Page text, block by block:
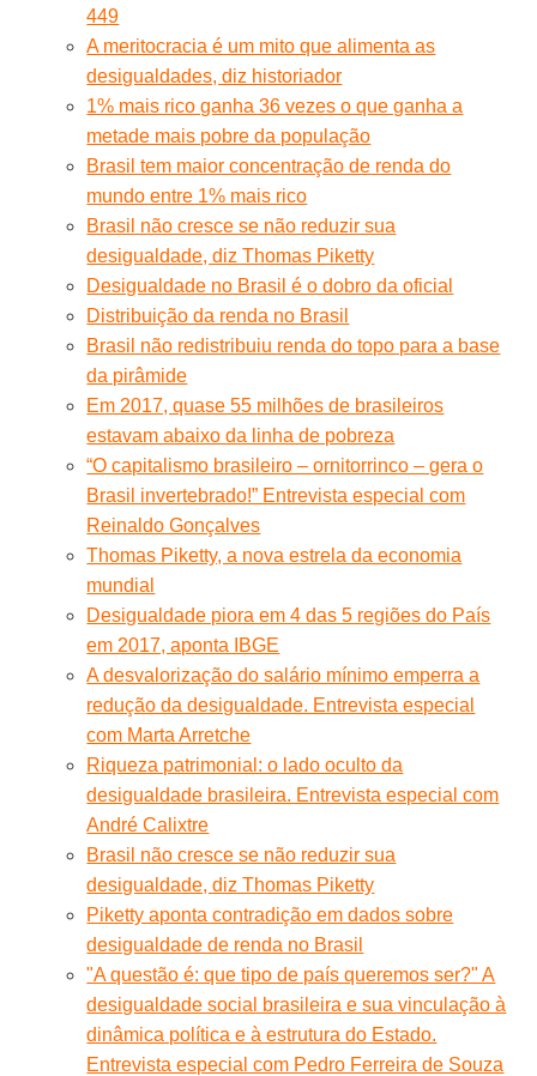
449
A meritocracia é um mito que alimenta as
desigualdades, diz historiador
1% mais rico ganha 36 vezes o que ganha a
metade mais pobre da população
Brasil tem maior concentração de renda do
mundo entre 1% mais rico
Brasil não cresce se não reduzir sua
desigualdade, diz Thomas Piketty
Desigualdade no Brasil é o dobro da oficial
Distribuição da renda no Brasil
Brasil não redistribuiu renda do topo para a base
da pirâmide
Em 2017, quase 55 milhões de brasileiros
estavam abaixo da linha de pobreza
“O capitalismo brasileiro – ornitorrinco – gera o
Brasil invertebrado!” Entrevista especial com
Reinaldo Gonçalves
Thomas Piketty, a nova estrela da economia
mundial
Desigualdade piora em 4 das 5 regiões do País
em 2017, aponta IBGE
A desvalorização do salário mínimo emperra a
redução da desigualdade. Entrevista especial
com Marta Arretche
Riqueza patrimonial: o lado oculto da
desigualdade brasileira. Entrevista especial com
André Calixtre
Brasil não cresce se não reduzir sua
desigualdade, diz Thomas Piketty
Piketty aponta contradição em dados sobre
desigualdade de renda no Brasil
"A questão é: que tipo de país queremos ser?" A
desigualdade social brasileira e sua vinculação à
dinâmica política e à estrutura do Estado.
Entrevista especial com Pedro Ferreira de Souza